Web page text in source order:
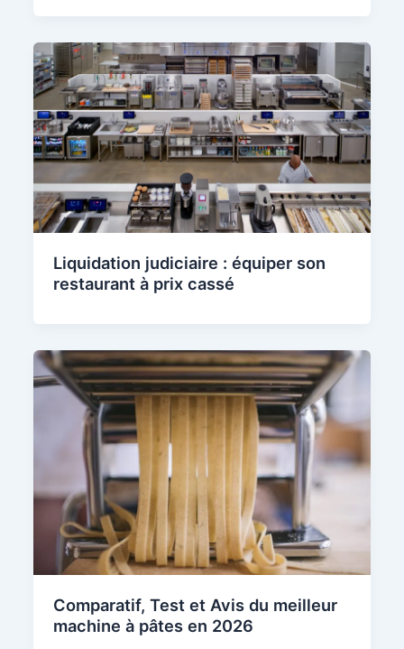
Liquidation judiciaire : équiper son
restaurant à prix cassé
Comparatif, Test et Avis du meilleur
machine à pâtes en 2026